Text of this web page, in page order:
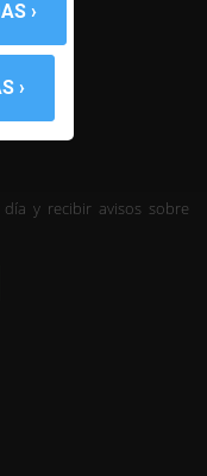
y recibir avisos sobre